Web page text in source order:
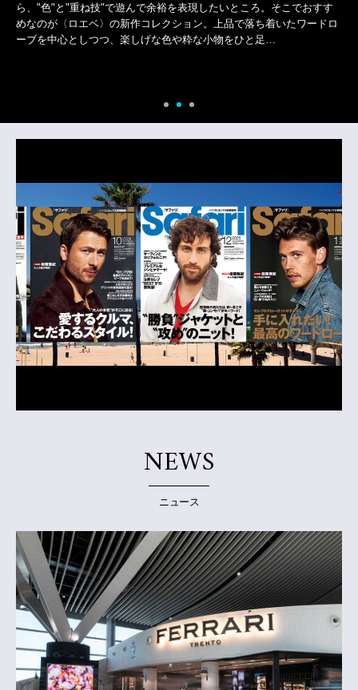
シーズン中に活躍した選手並びにチームを讃える“B.LEAGUE AWARD
SHOW 2025-26”。受賞者たちは華々しくランウェイを闊歩したが、男
らしくスタイリッシュなビジュアルの舞台裏には、“テカり知らずの清
NEWS
ニュース